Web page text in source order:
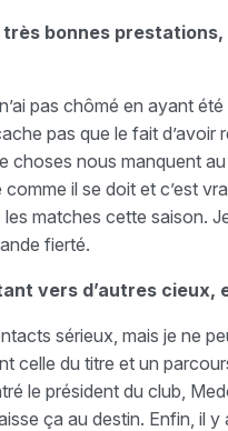
très bonnes
pas chômé en ayant
pas que le fait
choses nous manquent
il se doit et c’est
matches cette saison.
fierté.
vers d’autres cieux,
sérieux, mais je ne
celle du titre et un
le président du club,
ça au destin. Enfin, il